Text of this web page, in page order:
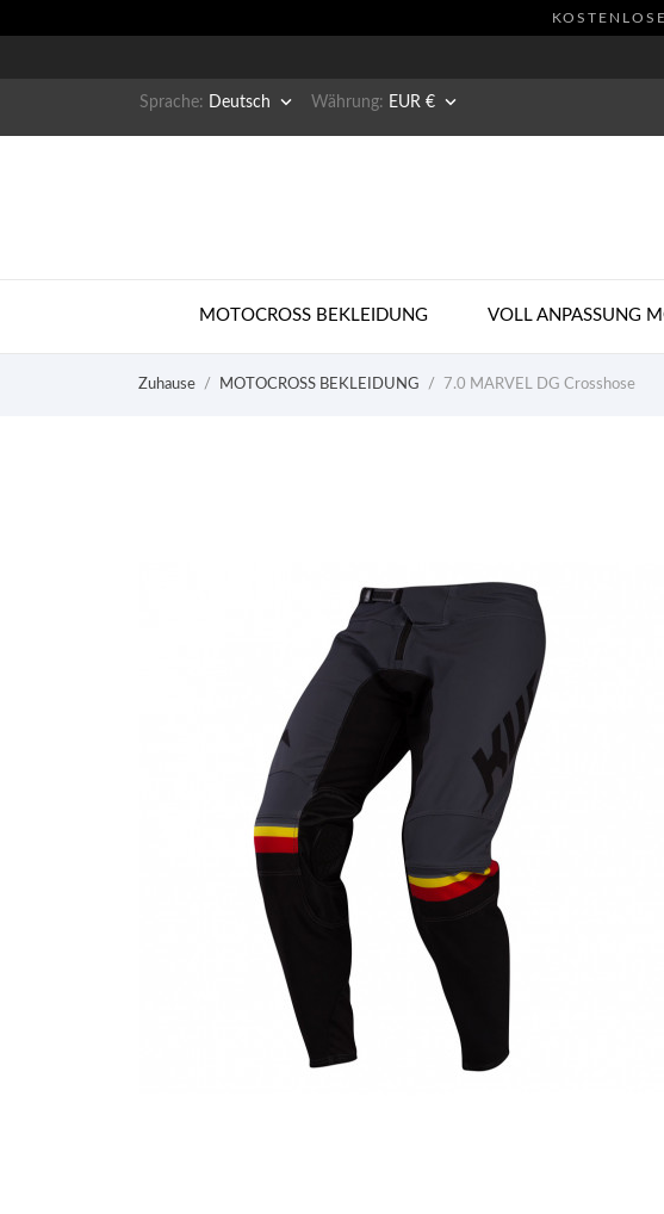
Sprache: Deutsch  Währung: EUR € 
MOTOCROSS BEKLEIDUNG VOLL ANPASSUNG
Zuhause MOTOCROSS BEKLEIDUNG 7.0 MARVEL DG Crosshose